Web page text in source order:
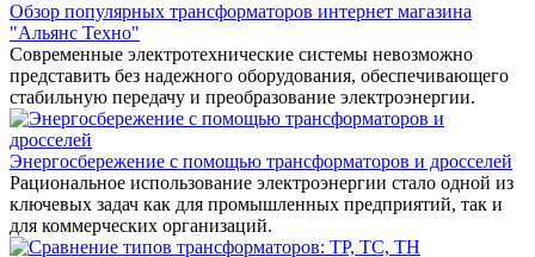
Обзор популярных трансформаторов интернет магазина
"Альянс Техно"
Современные электротехнические системы невозможно
представить без надежного оборудования, обеспечивающего
стабильную передачу и преобразование электроэнергии.
Энергосбережение с помощью трансформаторов и дросселей
Рациональное использование электроэнергии стало одной из
ключевых задач как для промышленных предприятий, так и
для коммерческих организаций.